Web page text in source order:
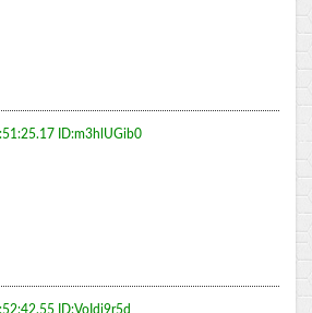
ID:m3hlUGib0
ID:VoIdi9r5d